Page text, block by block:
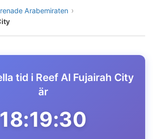
Arabemiraten
tid i Reef Al Fujairah City
är
18:19:30